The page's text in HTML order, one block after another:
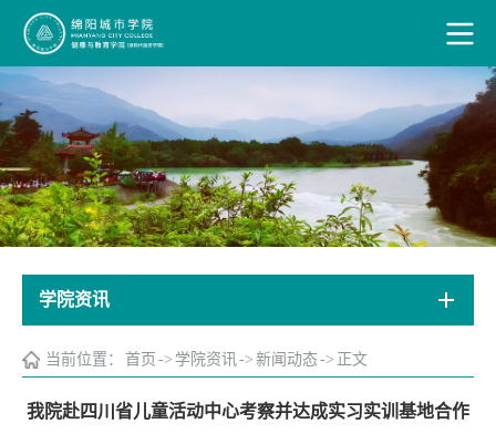
学院资讯
当前位置： 首页 -> 学院资讯-> 新闻动态-> 正文
我院赴四川省儿童活动中心考察并达成实习实训基地合作